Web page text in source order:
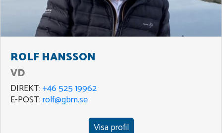
ROLF HANSSON
VD
DIREKT:+46 525 19962
E-POST:rolf@gbm.se
Visa profil